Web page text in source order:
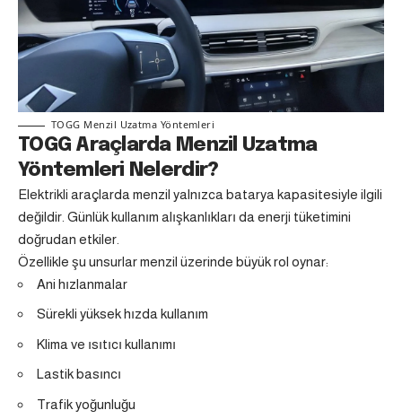
TOGG Menzil Uzatma Yöntemleri
TOGG Araçlarda Menzil Uzatma
Yöntemleri Nelerdir?
Elektrikli araçlarda menzil yalnızca batarya kapasitesiyle ilgili
değildir. Günlük kullanım alışkanlıkları da enerji tüketimini
doğrudan etkiler.
Özellikle şu unsurlar menzil üzerinde büyük rol oynar:
Ani hızlanmalar
Sürekli yüksek hızda kullanım
Klima ve ısıtıcı kullanımı
Lastik basıncı
Trafik yoğunluğu